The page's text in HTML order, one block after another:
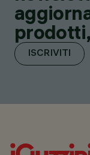
ISCRIVITI